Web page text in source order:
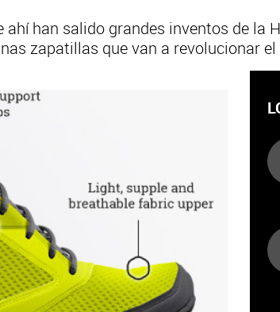
ahí han salido grandes inventos de la
zapatillas que van a revolucionar